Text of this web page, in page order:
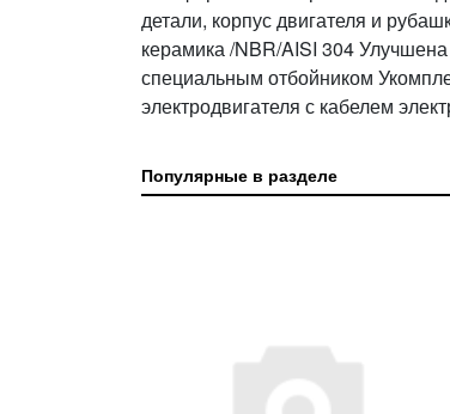
детали, корпус двигателя и
керамика /NBR/AISI 304
специальным отбойником
электродвигателя с кабелем
Популярные в разделе